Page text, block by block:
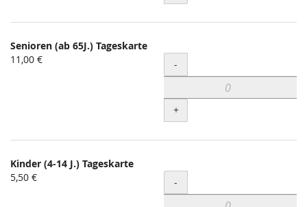
Senioren (ab 65J.) Tageskarte
11,00 €
Menge
-
+
Kinder (4-14 J.) Tageskarte
5,50 €
Menge
-